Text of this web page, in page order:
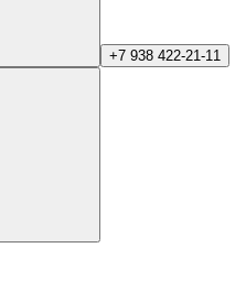
+7 938 422-21-11